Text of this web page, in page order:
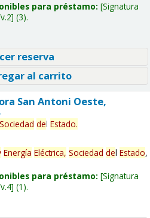
para préstamo: Signatura
(3).
reserva
al carrito
San Antoni Oeste,
Sociedad del Estado.
Energía Eléctrica, Sociedad del Estado,
para préstamo: Signatura
(1).